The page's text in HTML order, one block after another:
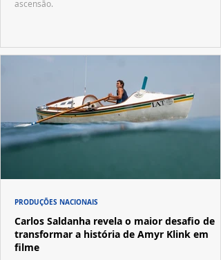
ascensão.
Carlos Saldanha revela o maior desafio de
transformar a história de Amyr Klink em
filme
PRODUÇÕES NACIONAIS